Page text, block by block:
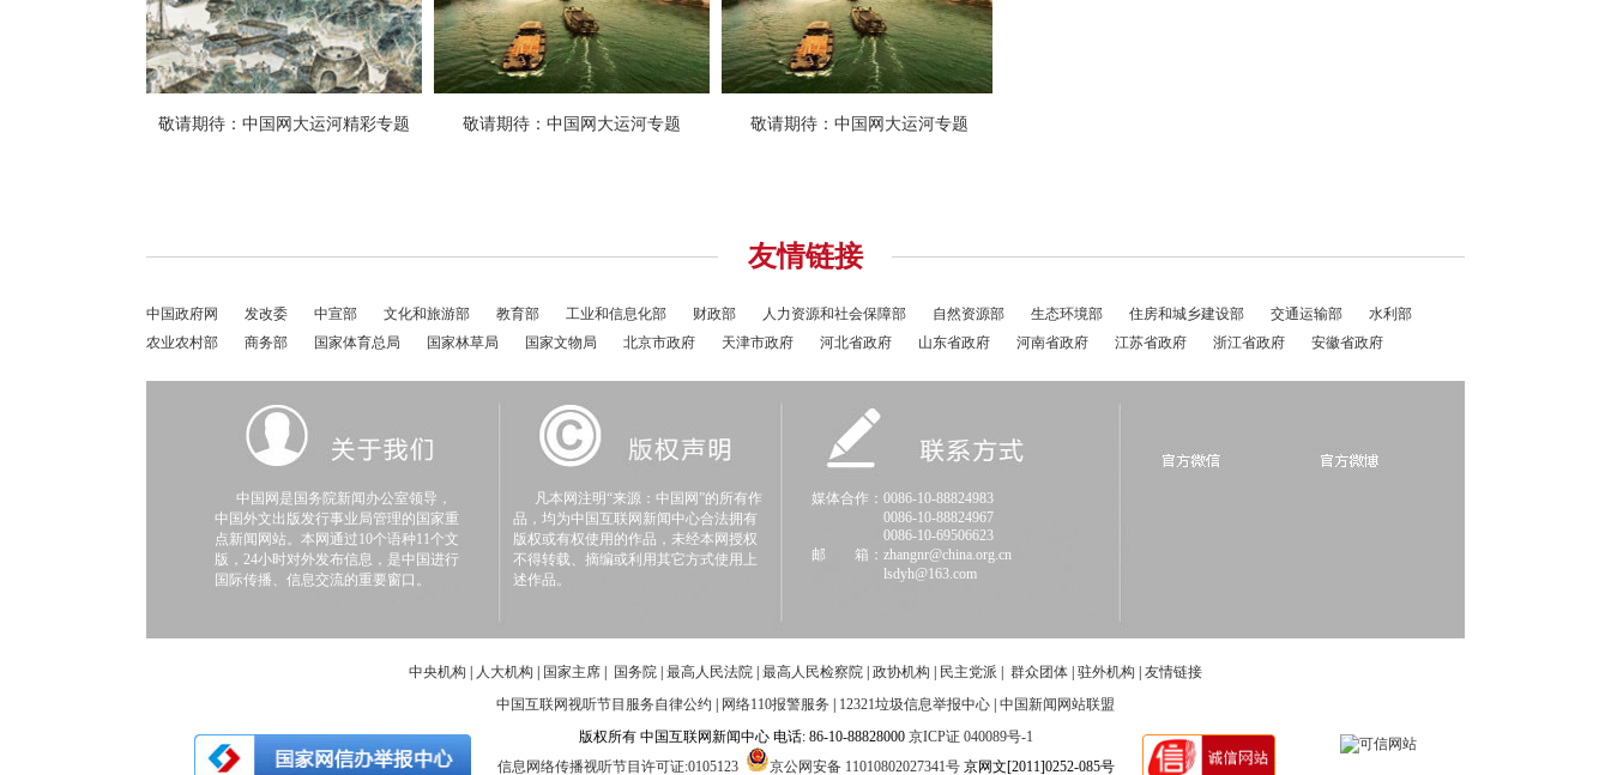
友情链接
中国政府网 发改委 中宣部 文化和旅游部 教育部 工业和信息化部 财政部 人力资源和社会保障部 自然资源部 生态环境部 住房和城乡建设部 交通运输部
水利部
农业农村部
商务部 国家体育总局 国家林草局 国家文物局 北京市政府 天津市政府 河北省政府 山东省政府 河南省政府 江苏省政府 浙江省政府 安徽省政府
中国网是国务院新闻办公室领导，
中国外文出版发行事业局管理的国家重
点新闻网站。本网通过10个语种11个文
版，24小时对外发布信息，是中国进行
国际传播、信息交流的重要窗口。
凡本网注明“来源：中国网”的所有作
品，均为中国互联网新闻中心合法拥有
版权或有权使用的作品，未经本网授权
不得转载、摘编或利用其它方式使用上
述作品。
媒体合作：0086-10-88824983
0086-10-88824967
0086-10-69506623
邮 箱：zhangnr@china.org.cn
lsdyh@163.com
中央机构 人大机构 国家主席 国务院 最高人民法院 最高人民检察院 政协机构 民主党派 群众团体 驻外机构
友情链接
中国互联网视听节目服务自律公约
网络110报警服务 12321垃圾信息举报中心 中国新闻网站联盟
版权所有 中国互联网新闻中心 电话: 86-10-88828000 京ICP证 040089号-1
信息网络传播视听节目许可证:0105123
京公网安备 11010802027341号京网文[2011]0252-085号